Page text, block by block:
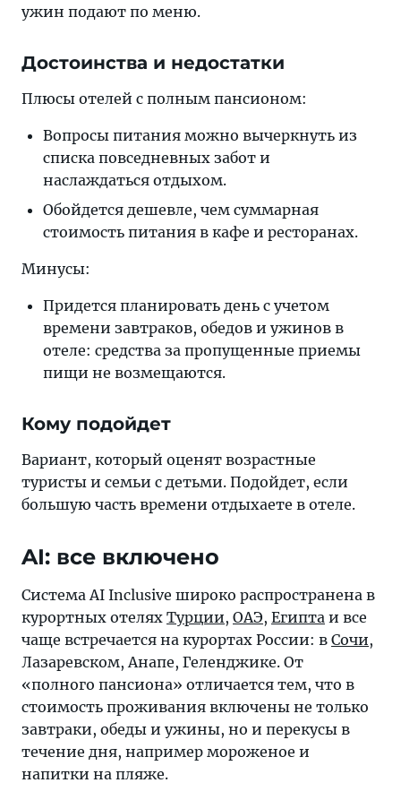
ужин подают по меню.
Достоинства и недостатки
Плюсы отелей с полным пансионом:
Вопросы питания можно вычеркнуть из
списка повседневных забот и
наслаждаться отдыхом.
Обойдется дешевле, чем суммарная
стоимость питания в кафе и ресторанах.
Минусы:
Придется планировать день с учетом
времени завтраков, обедов и ужинов в
отеле: средства за пропущенные приемы
пищи не возмещаются.
Кому подойдет
Вариант, который оценят возрастные
туристы и семьи с детьми. Подойдет, если
большую часть времени отдыхаете в отеле.
AI: все включено
Система AI Inclusive широко распространена в
курортных отелях Турции, ОАЭ, Египта и все
чаще встречается на курортах России: в Сочи,
Лазаревском, Анапе, Геленджике. От
«полного пансиона» отличается тем, что в
стоимость проживания включены не только
завтраки, обеды и ужины, но и перекусы в
течение дня, например мороженое и
напитки на пляже.